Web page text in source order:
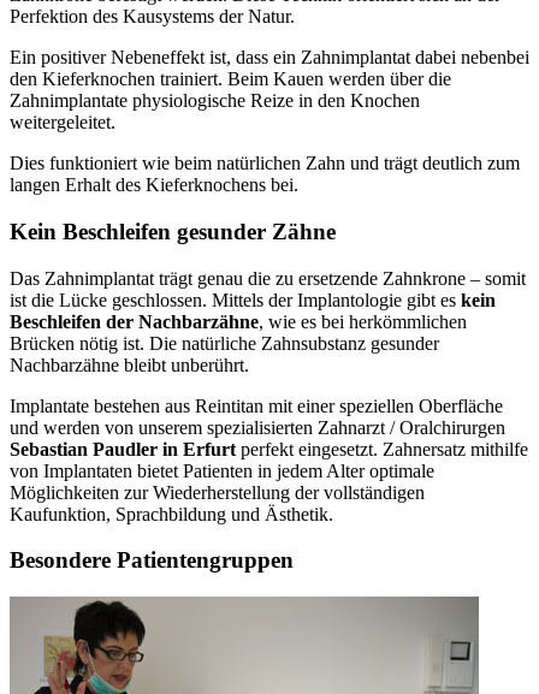
Perfektion des Kausystems der Natur.
Ein positiver Nebeneffekt ist, dass ein Zahnimplantat dabei nebenbei
den Kieferknochen trainiert. Beim Kauen werden über die
Zahnimplantate physiologische Reize in den Knochen
weitergeleitet.
Dies funktioniert wie beim natürlichen Zahn und trägt deutlich zum
langen Erhalt des Kieferknochens bei.
Kein Beschleifen gesunder Zähne
Das Zahnimplantat trägt genau die zu ersetzende Zahnkrone – somit
ist die Lücke geschlossen. Mittels der Implantologie gibt es kein
Beschleifen der Nachbarzähne, wie es bei herkömmlichen
Brücken nötig ist. Die natürliche Zahnsubstanz gesunder
Nachbarzähne bleibt unberührt.
Implantate bestehen aus Reintitan mit einer speziellen Oberfläche
und werden von unserem spezialisierten Zahnarzt / Oralchirurgen
Sebastian Paudler in Erfurt perfekt eingesetzt. Zahnersatz mithilfe
von Implantaten bietet Patienten in jedem Alter optimale
Möglichkeiten zur Wiederherstellung der vollständigen
Kaufunktion, Sprachbildung und Ästhetik.
Besondere Patientengruppen